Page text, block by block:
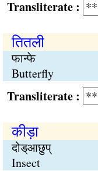
:
तितली
फान्फे
Butterfly
:
कीड़ा
दोड्आछुप्
Insect